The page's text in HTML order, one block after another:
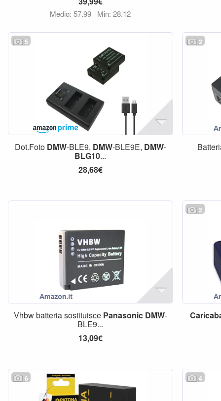
Medio: 57,99 Min: 28,12
5
Dot.Foto DMW-BLE9, DMW-BLE9E, DMW-
BLG10...
28,68€
2
Vhbw batteria sostituisce Panasonic DMW-
BLE9...
13,09€
2
6 4